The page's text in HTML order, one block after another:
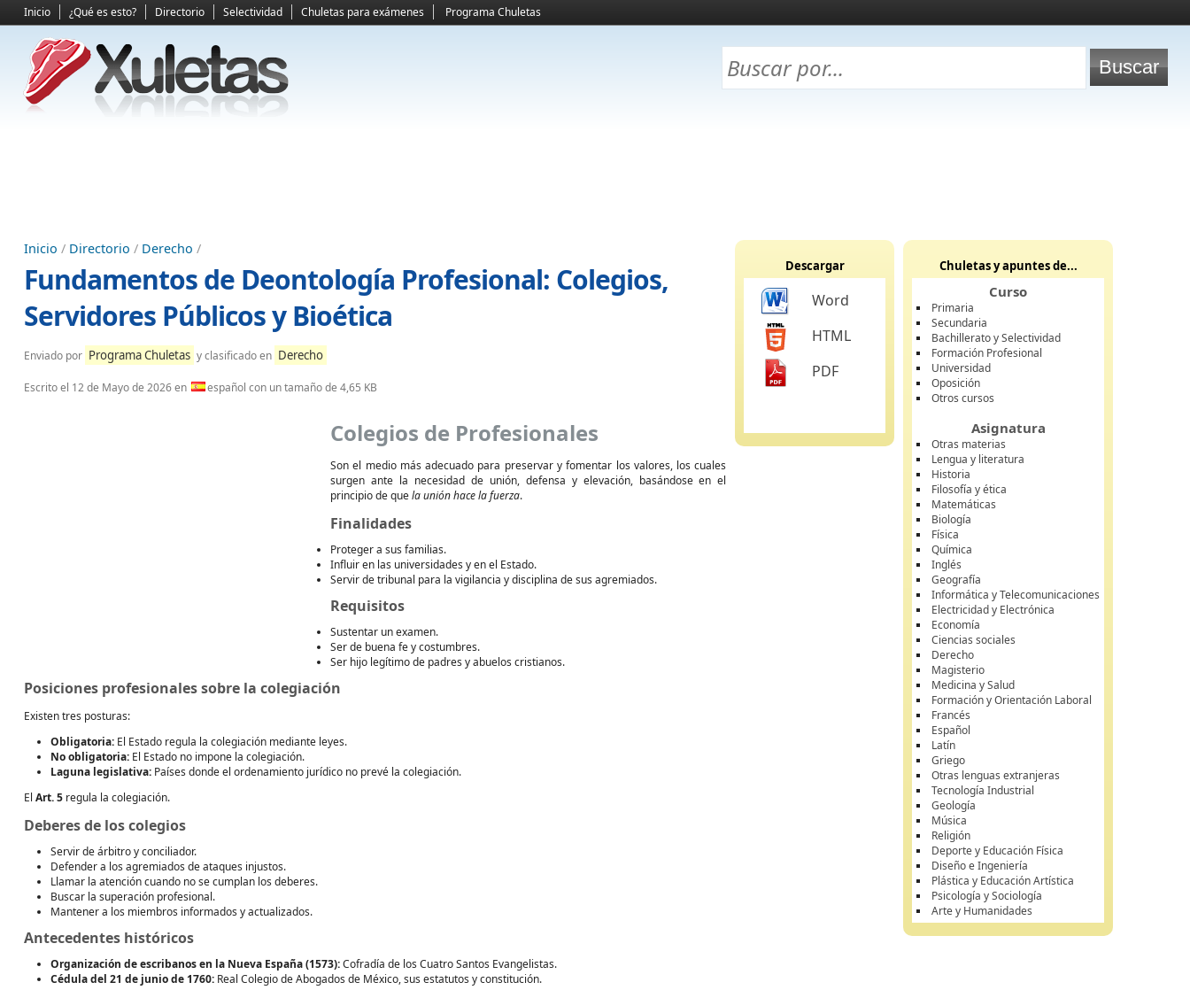
Inicio ¿Qué es esto? Directorio Selectividad Chuletas para exámenes Programa Chuletas
Inicio / Directorio / Derecho /
Fundamentos de Deontología Profesional: Colegios,
Servidores Públicos y Bioética
Enviado por Programa Chuletas y clasificado en Derecho
Escrito el 12 de Mayo de 2026en español con un tamaño de 4,65 KB
Colegios de Profesionales
Son el medio más adecuado para preservar y fomentar los valores, los cuales
surgen ante la necesidad de unión, defensa y elevación, basándose en el
principio de quela unión hace la fuerza.
Finalidades
Proteger a sus familias.
Influir en las universidades y en el Estado.
Servir de tribunal para la vigilancia y disciplina de sus agremiados.
Requisitos
Sustentar un examen.
Ser de buena fe y costumbres.
Ser hijo legítimo de padres y abuelos cristianos.
Posiciones profesionales sobre la colegiación
Existen tres posturas:
Obligatoria: El Estado regula la colegiación mediante leyes.
No obligatoria: El Estado no impone la colegiación.
Laguna legislativa: Países donde el ordenamiento jurídico no prevé la colegiación.
El Art. 5 regula la colegiación.
Deberes de los colegios
Servir de árbitro y conciliador.
Defender a los agremiados de ataques injustos.
Llamar la atención cuando no se cumplan los deberes.
Buscar la superación profesional.
Mantener a los miembros informados y actualizados.
Antecedentes históricos
Organización de escribanos en la Nueva España (1573):Cofradía de los Cuatro Santos Evangelistas.
Cédula del 21 de junio de 1760: Real Colegio de Abogados de México, sus estatutos y constitución.
Descargar
Word
HTML
PDF
Chuletas y apuntes de...
Curso
Primaria
Secundaria
Bachillerato y Selectividad
Formación Profesional
Universidad
Oposición
Otros cursos
Asignatura
Otras materias
Lengua y literatura
Historia
Filosofía y ética
Matemáticas
Biología
Física
Química
Inglés
Geografía
Informática y Telecomunicaciones
Electricidad y Electrónica
Economía
Ciencias sociales
Derecho
Magisterio
Medicina y Salud
Formación y Orientación Laboral
Francés
Español
Latín
Griego
Otras lenguas extranjeras
Tecnología Industrial
Geología
Música
Religión
Deporte y Educación Física
Diseño e Ingeniería
Plástica y Educación Artística
Psicología y Sociología
Arte y Humanidades